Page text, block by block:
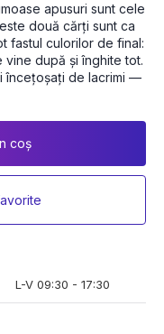
apusuri sunt cele
două cărți sunt ca
fastul culorilor de final:
vine după și înghite tot.
încețoșați de lacrimi —
coș
L-V 09:30 - 17:30